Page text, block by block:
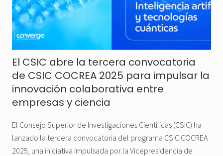
El CSIC abre la tercera convocatoria
de CSIC COCREA 2025 para impulsar la
innovación colaborativa entre
empresas y ciencia
El Consejo Superior de Investigaciones Científicas (CSIC) ha
lanzado la tercera convocatoria del programa CSIC COCREA
2025, una iniciativa impulsada por la Vicepresidencia de